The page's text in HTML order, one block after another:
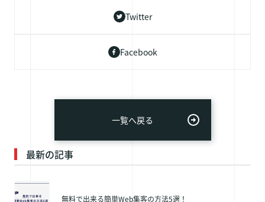
Twitter
Facebook
一覧へ戻る
最新の記事
無料で出来る簡単Web集客の方法5選！